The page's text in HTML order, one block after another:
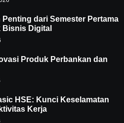
Penting dari Semester Pertama
Bisnis Digital
Produk Perbankan dan
HSE: Kunci Keselamatan
Kerja